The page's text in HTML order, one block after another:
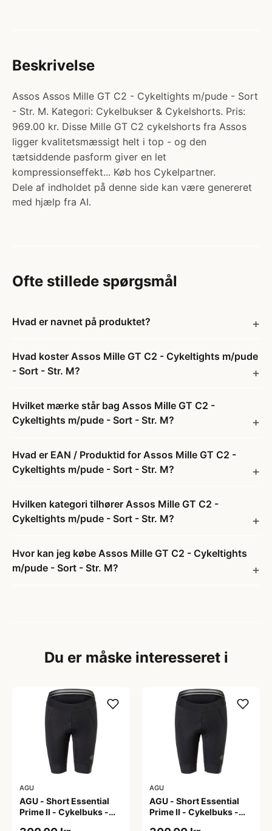
Beskrivelse
Assos Assos Mille GT C2 - Cykeltights m/pude - Sort
- Str. M. Kategori: Cykelbukser & Cykelshorts. Pris:
969.00 kr. Disse Mille GT C2 cykelshorts fra Assos
ligger kvalitetsmæssigt helt i top - og den
tætsiddende pasform giver en let
kompressionseffekt... Køb hos Cykelpartner.
Dele af indholdet på denne side kan være genereret
med hjælp fra AI.
Ofte stillede spørgsmål
Hvad er navnet på produktet?
Hvad koster Assos Mille GT C2 - Cykeltights m/pude
- Sort - Str. M?
Hvilket mærke står bag Assos Mille GT C2 -
Cykeltights m/pude - Sort - Str. M?
Hvad er EAN / Produktid for Assos Mille GT C2 -
Cykeltights m/pude - Sort - Str. M?
Hvilken kategori tilhører Assos Mille GT C2 -
Cykeltights m/pude - Sort - Str. M?
Hvor kan jeg købe Assos Mille GT C2 - Cykeltights
m/pude - Sort - Str. M?
Du er måske interesseret i
AGU
AGU - Short Essential
Prime II - Cykelbuks -
AGU
AGU - Short Essential
Prime II - Cykelbuks -